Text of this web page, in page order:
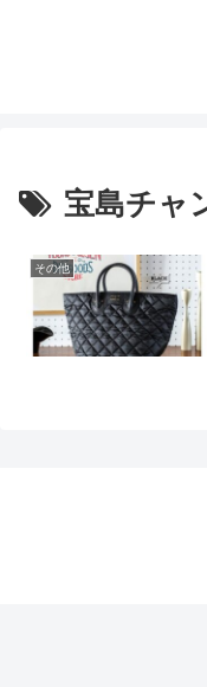
宝島チャ
その他